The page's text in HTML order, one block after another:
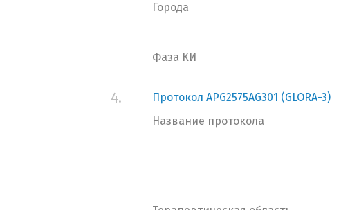
Города
Фаза КИ
4.
Протокол APG2575AG301 (GLORA-3)
Название протокола